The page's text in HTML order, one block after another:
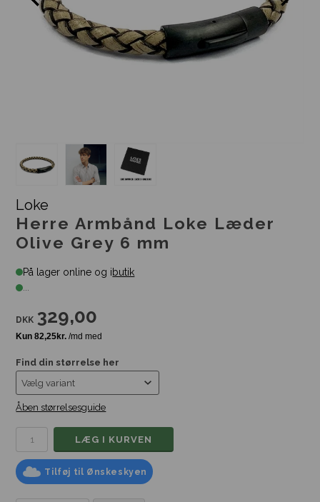
Loke
Herre Armbånd Loke Læder
Olive Grey 6 mm
På lager online og ibutik
...
DKK 329,00
Find din størrelse her
Åben størrelsesguide
Tilføj til Ønskeskyen